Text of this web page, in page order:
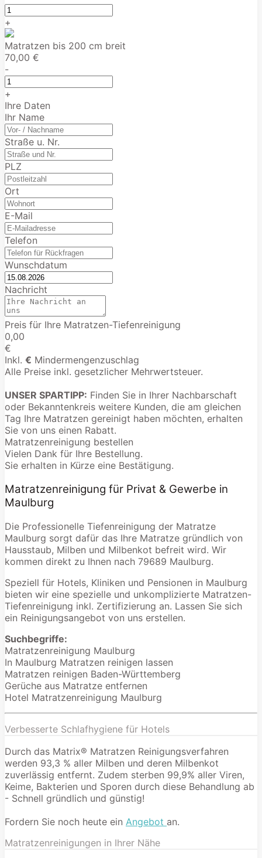
+
Matratzen bis 200 cm breit
70,00 €
-
+
Ihre Daten
Ihr Name
Straße u. Nr.
PLZ
Ort
E-Mail
Telefon
Wunschdatum
Nachricht
Preis für Ihre Matratzen-Tiefenreinigung
0,00
€
Inkl. € Mindermengenzuschlag
Alle Preise inkl. gesetzlicher Mehrwertsteuer.
UNSER SPARTIPP: Finden Sie in Ihrer Nachbarschaft
oder Bekanntenkreis weitere Kunden, die am gleichen
Tag Ihre Matratzen gereinigt haben möchten, erhalten
Sie von uns einen Rabatt.
Matratzenreinigung bestellen
Vielen Dank für Ihre Bestellung.
Sie erhalten in Kürze eine Bestätigung.
Matratzenreinigung für Privat & Gewerbe in
Maulburg
Die Professionelle Tiefenreinigung der Matratze
Maulburg sorgt dafür das Ihre Matratze gründlich von
Hausstaub, Milben und Milbenkot befreit wird. Wir
kommen direkt zu Ihnen nach 79689 Maulburg.
Speziell für Hotels, Kliniken und Pensionen in Maulburg
bieten wir eine spezielle und unkomplizierte Matratzen-
Tiefenreinigung inkl. Zertifizierung an. Lassen Sie sich
ein Reinigungsangebot von uns erstellen.
Suchbegriffe:
Matratzenreinigung Maulburg
In Maulburg Matratzen reinigen lassen
Matratzen reinigen Baden-Württemberg
Gerüche aus Matratze entfernen
Hotel Matratzenreinigung Maulburg
Verbesserte Schlafhygiene für Hotels
Durch das Matrix® Matratzen Reinigungsverfahren
werden 93,3 % aller Milben und deren Milbenkot
zuverlässig entfernt. Zudem sterben 99,9% aller Viren,
Keime, Bakterien und Sporen durch diese Behandlung ab
- Schnell gründlich und günstig!
Fordern Sie noch heute ein Angebot an.
Matratzenreinigungen in Ihrer Nähe